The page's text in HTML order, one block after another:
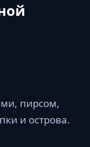
пирсом,
и острова.